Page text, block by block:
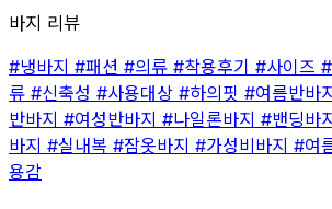
바지 리뷰
#냉바지 #패션 #의류 #착용후기 #사이즈
류 #신축성 #사용대상 #하의핏 #여름반바
반바지 #여성반바지 #나일론바지 #밴딩바
바지 #실내복 #잠옷바지 #가성비바지 #여
용감